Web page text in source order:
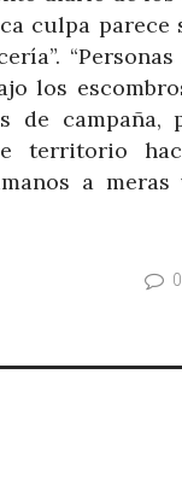
culpa parece
“Personas
los
de campaña,
territorio
a meras